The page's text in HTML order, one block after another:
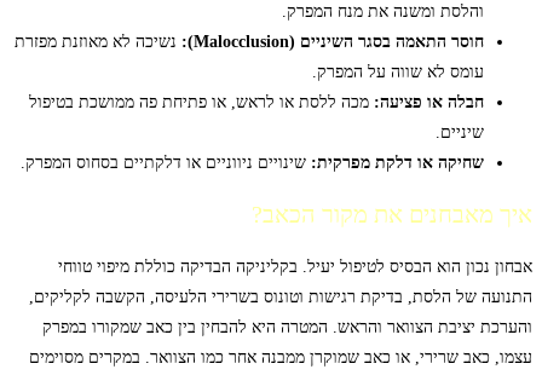
והלסת ומשנה את מנח המפרק.
חוסר התאמה בסגר השיניים (Malocclusion):
נשיכה לא מאוזנת מפזרת
עומס לא שווה על המפרק.
חבלה או פציעה: מכה ללסת או לראש, או פתיחת פה ממושכת בטיפול
שיניים.
שחיקה או דלקת מפרקית: שינויים ניווניים או דלקתיים בסחוס המפרק.
איך מאבחנים את מקור הכאב?
אבחון נכון הוא הבסיס לטיפול יעיל. בקליניקה הבדיקה כוללת מיפוי טווחי
התנועה של הלסת, בדיקת רגישות וטונוס בשרירי הלעיסה, הקשבה לקליקים,
והערכת יציבת הצוואר והראש. המטרה היא להבחין בין כאב שמקורו במפרק
עצמו, כאב שרירי, או כאב שמוקרן ממבנה אחר כמו הצוואר. במקרים מסוימים